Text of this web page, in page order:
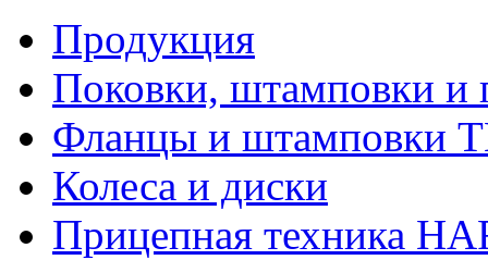
Продукция
Поковки, штамповки и
Фланцы и штамповки
Колеса и диски
Прицепная техника